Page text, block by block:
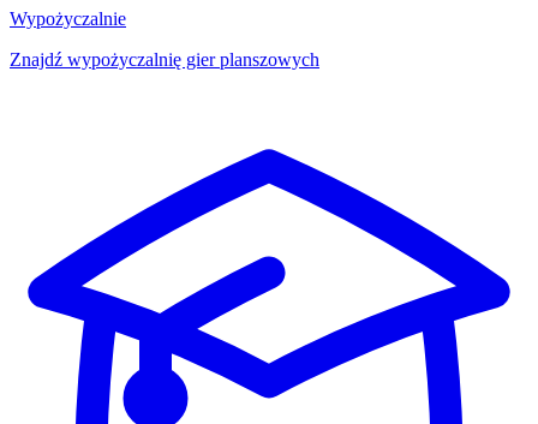
Wypożyczalnie
Znajdź wypożyczalnię gier planszowych